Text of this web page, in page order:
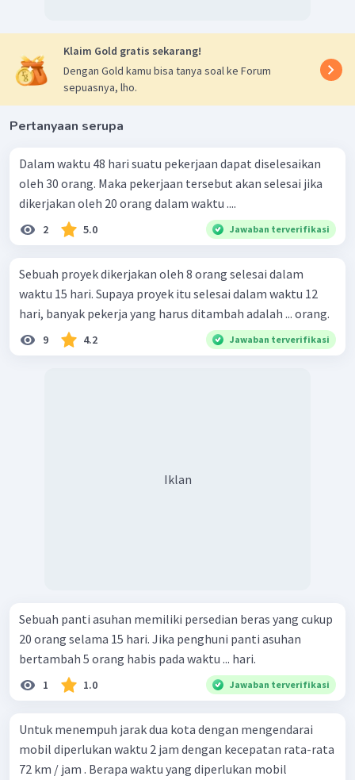
Klaim Gold gratis sekarang!
Dengan Gold kamu bisa tanya soal ke Forum
sepuasnya, lho.
Pertanyaan serupa
Dalam waktu 48 hari suatu pekerjaan dapat diselesaikan
oleh 30 orang. Maka pekerjaan tersebut akan selesai jika
dikerjakan oleh 20 orang dalam waktu ....
2 5.0 Jawaban terverifikasi
Sebuah proyek dikerjakan oleh 8 orang selesai dalam
waktu 15 hari. Supaya proyek itu selesai dalam waktu 12
hari, banyak pekerja yang harus ditambah adalah ... orang.
9 4.2 Jawaban terverifikasi
Iklan
Sebuah panti asuhan memiliki persedian beras yang cukup
20 orang selama 15 hari. Jika penghuni panti asuhan
bertambah 5 orang habis pada waktu ... hari.
1 1.0 Jawaban terverifikasi
Untuk menempuh jarak dua kota dengan mengendarai
mobil diperlukan waktu 2 jam dengan kecepatan rata-rata
72 km / jam . Berapa waktu yang diperlukan mobil